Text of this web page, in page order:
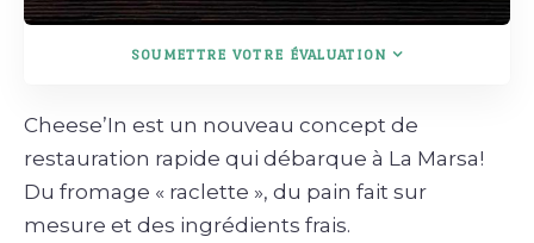
SOUMETTRE VOTRE ÉVALUATION
Cheese’In est un nouveau concept de
restauration rapide qui débarque à La Marsa!
Du fromage « raclette », du pain fait sur
mesure et des ingrédients frais.